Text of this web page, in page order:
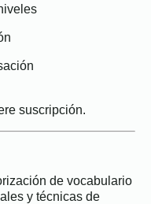
suscripción.
de vocabulario
y técnicas de